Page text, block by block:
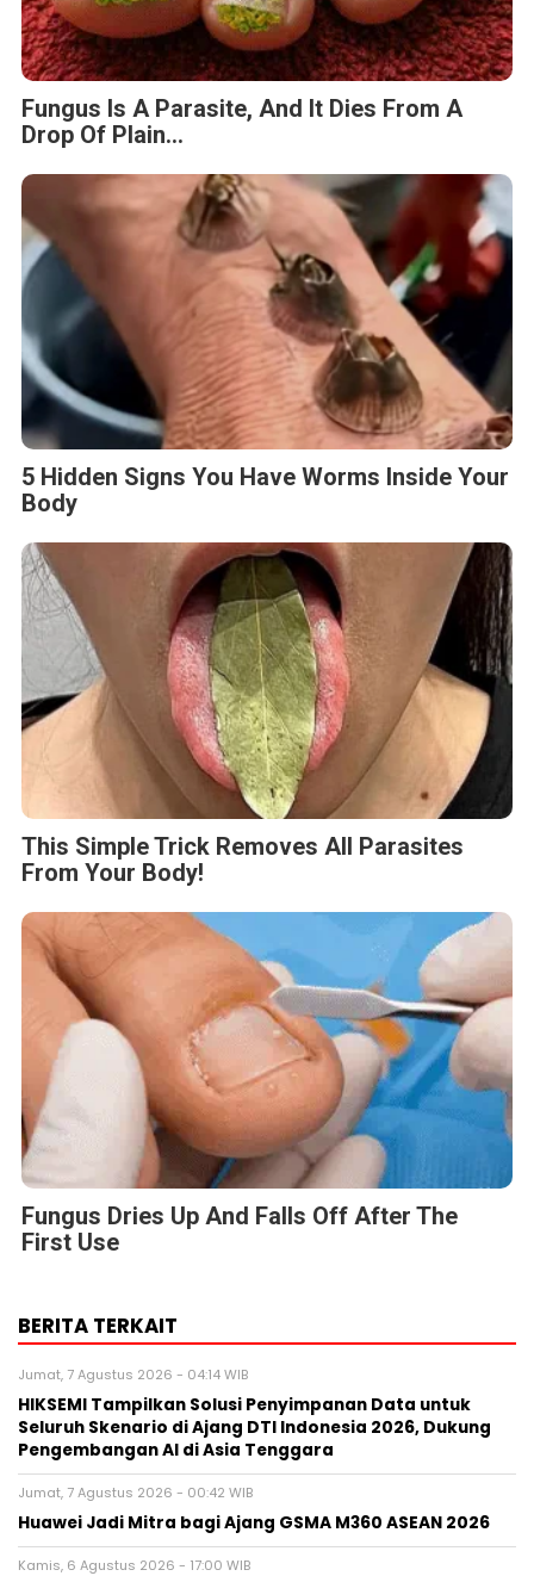
Fungus Is A Parasite, And It Dies From A
Drop Of Plain...
5 Hidden Signs You Have Worms Inside Your
Body
This Simple Trick Removes All Parasites
From Your Body!
Fungus Dries Up And Falls Off After The
First Use
BERITA TERKAIT
Jumat, 7 Agustus 2026 - 04:14 WIB
HIKSEMI Tampilkan Solusi Penyimpanan Data untuk
Seluruh Skenario di Ajang DTI Indonesia 2026, Dukung
Pengembangan AI di Asia Tenggara
Jumat, 7 Agustus 2026 - 00:42 WIB
Huawei Jadi Mitra bagi Ajang GSMA M360 ASEAN 2026
Kamis, 6 Agustus 2026 - 17:00 WIB